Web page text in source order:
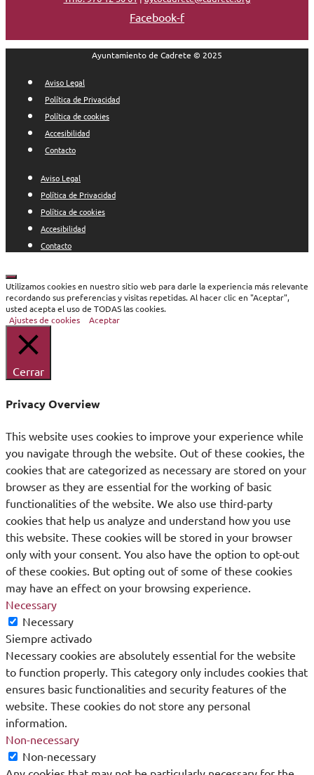
Facebook-f
Ayuntamiento de Cadrete © 2025
Aviso Legal
Política de Privacidad
Política de cookies
Accesibilidad
Contacto
Aviso Legal
Política de Privacidad
Política de cookies
Accesibilidad
Contacto
Cerrar
Utilizamos cookies en nuestro sitio web para darle la experiencia más relevante
recordando sus preferencias y visitas repetidas. Al hacer clic en "Aceptar",
usted acepta el uso de TODAS las cookies.
Ajustes de cookies
Aceptar
Cerrar
Privacy Overview
This website uses cookies to improve your experience while
you navigate through the website. Out of these cookies, the
cookies that are categorized as necessary are stored on your
browser as they are essential for the working of basic
functionalities of the website. We also use third-party
cookies that help us analyze and understand how you use
this website. These cookies will be stored in your browser
only with your consent. You also have the option to opt-out
of these cookies. But opting out of some of these cookies
may have an effect on your browsing experience.
Necessary
Necessary
Siempre activado
Necessary cookies are absolutely essential for the website
to function properly. This category only includes cookies that
ensures basic functionalities and security features of the
website. These cookies do not store any personal
information.
Non-necessary
Non-necessary